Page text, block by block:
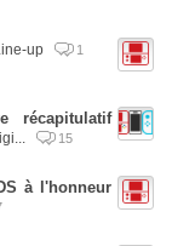
up 1
récapitulatif
15
à l'honneur